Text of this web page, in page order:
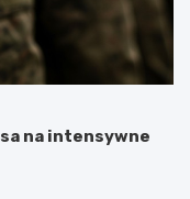
na intensywne